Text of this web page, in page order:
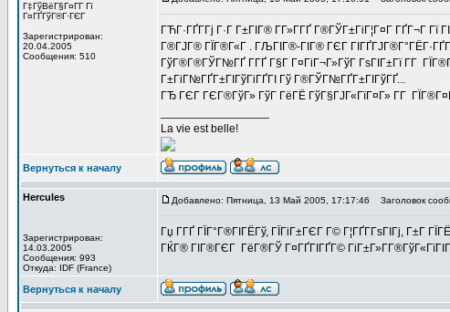
Г‡ГўВёГ§Г¤Г­Г Гї
Г¤ГҐГўГ®Г·ГЄГ
Зарегистрирован:
20.04.2005
Сообщения: 510
ГЋГ·ГҐГ­Гј Г·Г Г±ГІГ® Г­Г»Г­ГҐ Г®ГЎГ±ГіГ¦Г¤Г ГҐГ¬Г
Г®ГЈГ® ГЇГ®Г«Г . ГЉГІГ®-ГІГ® ГЄГ
ГўГ®Г®ГЎГ№ГҐ Г­ГҐ Г§Г Г¤ГіГ¬Г»ГўГ ГѕГІГ±Гї Г­Г
Г±ГіГ№ГҐГ±ГІГўГіГҐГІ Гў Г®ГЎГ№ГҐГ±ГІГўГҐ...
ГЂ ГЄГ ГЄГ®ГўГ» ГўГ ГёГЁ ГўГ§ГЈГ«ГїГ¤Г» Г­Г
La vie est belle!
Вернуться к началу
Hercules
Зарегистрирован:
14.03.2005
Сообщения: 993
Откуда: IDF (France)
Добавлено: Пятница, 13 Май 2005, 17:17:46 Заголовок
Гџ Г­ГҐ ГЇГ°Г®ГІГЁГў, ГЇГіГ±ГЄГ Г© Г¦ГҐГ­ГѕГІГј, Г±Г
ГЌГ® ГІГ®ГЄГ ГёГ®ГЎ Г¤ГҐГІГҐГ©
Вернуться к началу